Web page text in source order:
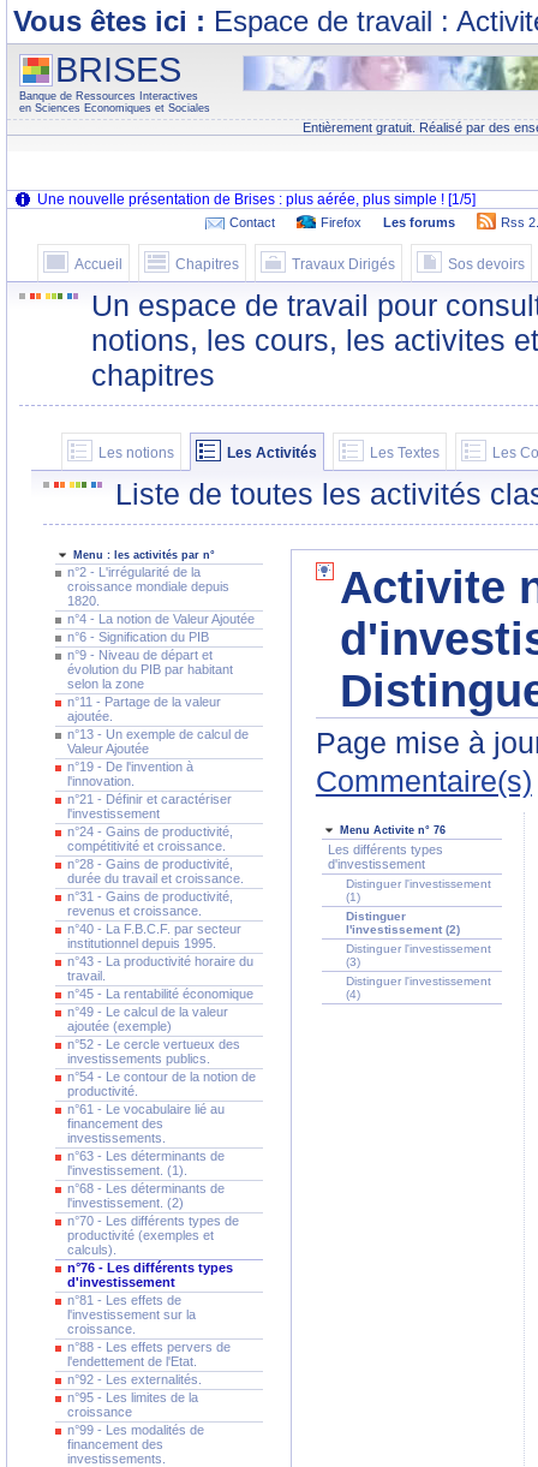
Vous êtes ici : Espace de travail :
BRISES
Banque de Ressources Interactives
en Sciences Economiques et Sociales
Entièrement gratuit. Réalisé par des
Contact Firefox Les forums Rss
Accueil Chapitres Travaux Dirigés Sos devoirs
Un espace de travail pour
notions, les cours, les activites
chapitres
Les notions Les Activités Les Textes Les
Liste de toutes les activités
Menu : les activités par n°
n°2 - L'irrégularité de la
croissance mondiale depuis
1820.
n°4 - La notion de Valeur Ajoutée
n°6 - Signification du PIB
n°9 - Niveau de départ et
évolution du PIB par habitant
selon la zone
n°11 - Partage de la valeur
ajoutée.
n°13 - Un exemple de calcul de
Valeur Ajoutée
n°19 - De l'invention à
l'innovation.
n°21 - Définir et caractériser
l'investissement
n°24 - Gains de productivité,
compétitivité et croissance.
n°28 - Gains de productivité,
durée du travail et croissance.
n°31 - Gains de productivité,
revenus et croissance.
n°40 - La F.B.C.F. par secteur
institutionnel depuis 1995.
n°43 - La productivité horaire du
travail.
n°45 - La rentabilité économique
n°49 - Le calcul de la valeur
ajoutée (exemple)
n°52 - Le cercle vertueux des
investissements publics.
n°54 - Le contour de la notion de
productivité.
n°61 - Le vocabulaire lié au
financement des
investissements.
n°63 - Les déterminants de
l'investissement. (1).
n°68 - Les déterminants de
l'investissement. (2)
n°70 - Les différents types de
productivité (exemples et
calculs).
n°76 - Les différents types
d'investissement
n°81 - Les effets de
l'investissement sur la
croissance.
n°88 - Les effets pervers de
l'endettement de l'Etat.
n°92 - Les externalités.
n°95 - Les limites de la
croissance
n°99 - Les modalités de
financement des
investissements.
Activite
Page mise à
Commentaire(s)
Menu Activite n° 76
Les différents types
d'investissement
Distinguer l'investissement
(1)
Distinguer
l'investissement (2)
Distinguer l'investissement
(3)
Distinguer l'investissement
(4)